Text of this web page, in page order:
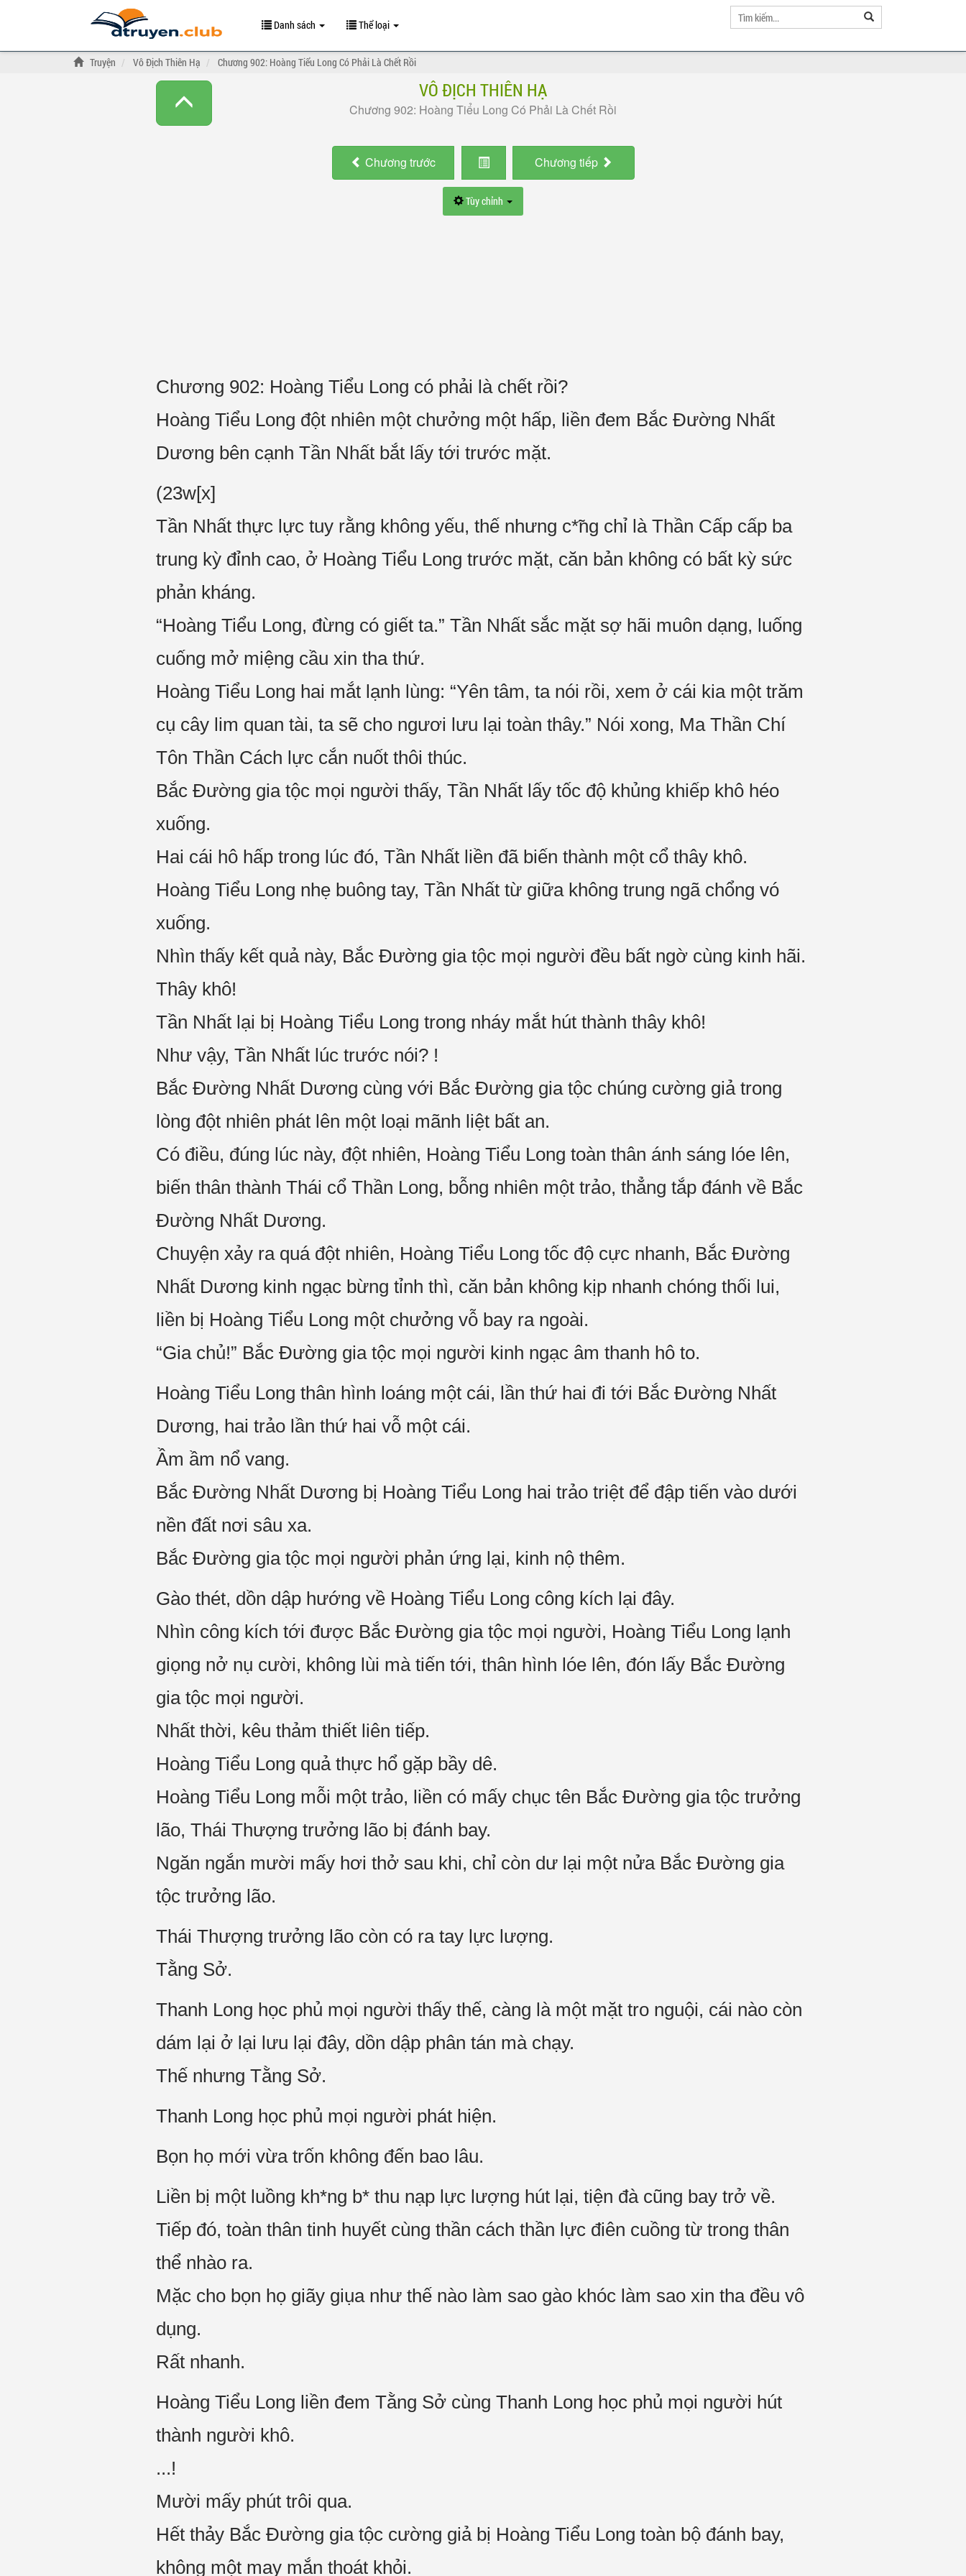
Danh sách Thể loại
Truyện Vô Địch Thiên Hạ Chương 902: Hoàng Tiểu Long Có Phải Là Chết Rồi
VÔ ĐỊCH THIÊN HẠ
Chương 902: Hoàng Tiểu Long Có Phải Là Chết Rồi
Chương trước Chương tiếp
Tùy chỉnh
Chương 902: Hoàng Tiểu Long có phải là chết rồi?
Hoàng Tiểu Long đột nhiên một chưởng một hấp, liền đem Bắc Đường Nhất
Dương bên cạnh Tần Nhất bắt lấy tới trước mặt.
(23w[x]
Tần Nhất thực lực tuy rằng không yếu, thế nhưng c*̃ng chỉ là Thần Cấp cấp ba
trung kỳ đỉnh cao, ở Hoàng Tiểu Long trước mặt, căn bản không có bất kỳ sức
phản kháng.
“Hoàng Tiểu Long, đừng có giết ta.” Tần Nhất sắc mặt sợ hãi muôn dạng, luống
cuống mở miệng cầu xin tha thứ.
Hoàng Tiểu Long hai mắt lạnh lùng: “Yên tâm, ta nói rồi, xem ở cái kia một trăm
cụ cây lim quan tài, ta sẽ cho ngươi lưu lại toàn thây.” Nói xong, Ma Thần Chí
Tôn Thần Cách lực cắn nuốt thôi thúc.
Bắc Đường gia tộc mọi người thấy, Tần Nhất lấy tốc độ khủng khiếp khô héo
xuống.
Hai cái hô hấp trong lúc đó, Tần Nhất liền đã biến thành một cổ thây khô.
Hoàng Tiểu Long nhẹ buông tay, Tần Nhất từ giữa không trung ngã chổng vó
xuống.
Nhìn thấy kết quả này, Bắc Đường gia tộc mọi người đều bất ngờ cùng kinh hãi.
Thây khô!
Tần Nhất lại bị Hoàng Tiểu Long trong nháy mắt hút thành thây khô!
Như vậy, Tần Nhất lúc trước nói? !
Bắc Đường Nhất Dương cùng với Bắc Đường gia tộc chúng cường giả trong
lòng đột nhiên phát lên một loại mãnh liệt bất an.
Có điều, đúng lúc này, đột nhiên, Hoàng Tiểu Long toàn thân ánh sáng lóe lên,
biến thân thành Thái cổ Thần Long, bỗng nhiên một trảo, thẳng tắp đánh về Bắc
Đường Nhất Dương.
Chuyện xảy ra quá đột nhiên, Hoàng Tiểu Long tốc độ cực nhanh, Bắc Đường
Nhất Dương kinh ngạc bừng tỉnh thì, căn bản không kịp nhanh chóng thối lui,
liền bị Hoàng Tiểu Long một chưởng vỗ bay ra ngoài.
“Gia chủ!” Bắc Đường gia tộc mọi người kinh ngạc âm thanh hô to.
Hoàng Tiểu Long thân hình loáng một cái, lần thứ hai đi tới Bắc Đường Nhất
Dương, hai trảo lần thứ hai vỗ một cái.
Ầm ầm nổ vang.
Bắc Đường Nhất Dương bị Hoàng Tiểu Long hai trảo triệt để đập tiến vào dưới
nền đất nơi sâu xa.
Bắc Đường gia tộc mọi người phản ứng lại, kinh nộ thêm.
Gào thét, dồn dập hướng về Hoàng Tiểu Long công kích lại đây.
Nhìn công kích tới được Bắc Đường gia tộc mọi người, Hoàng Tiểu Long lạnh
giọng nở nụ cười, không lùi mà tiến tới, thân hình lóe lên, đón lấy Bắc Đường
gia tộc mọi người.
Nhất thời, kêu thảm thiết liên tiếp.
Hoàng Tiểu Long quả thực hổ gặp bầy dê.
Hoàng Tiểu Long mỗi một trảo, liền có mấy chục tên Bắc Đường gia tộc trưởng
lão, Thái Thượng trưởng lão bị đánh bay.
Ngăn ngắn mười mấy hơi thở sau khi, chỉ còn dư lại một nửa Bắc Đường gia
tộc trưởng lão.
Thái Thượng trưởng lão còn có ra tay lực lượng.
Tằng Sở.
Thanh Long học phủ mọi người thấy thế, càng là một mặt tro nguội, cái nào còn
dám lại ở lại lưu lại đây, dồn dập phân tán mà chạy.
Thế nhưng Tằng Sở.
Thanh Long học phủ mọi người phát hiện.
Bọn họ mới vừa trốn không đến bao lâu.
Liền bị một luồng kh*ng b* thu nạp lực lượng hút lại, tiện đà cũng bay trở về.
Tiếp đó, toàn thân tinh huyết cùng thần cách thần lực điên cuồng từ trong thân
thể nhào ra.
Mặc cho bọn họ giãy giụa như thế nào làm sao gào khóc làm sao xin tha đều vô
dụng.
Rất nhanh.
Hoàng Tiểu Long liền đem Tằng Sở cùng Thanh Long học phủ mọi người hút
thành người khô.
...!
Mười mấy phút trôi qua.
Hết thảy Bắc Đường gia tộc cường giả bị Hoàng Tiểu Long toàn bộ đánh bay,
không một may mắn thoát khỏi.